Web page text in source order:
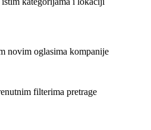
novim oglasima kompanije
filterima pretrage